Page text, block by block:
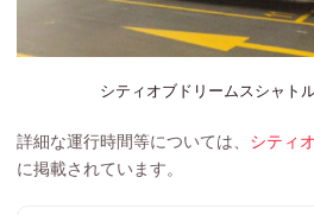
シティオブドリームスシャト
詳細な運行時間等については、 シティ
に掲載されています。